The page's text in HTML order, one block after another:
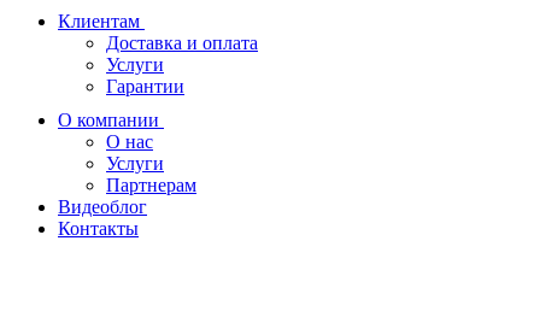
Клиентам
Доставка и оплата
Услуги
Гарантии
О компании
О нас
Услуги
Партнерам
Видеоблог
Контакты